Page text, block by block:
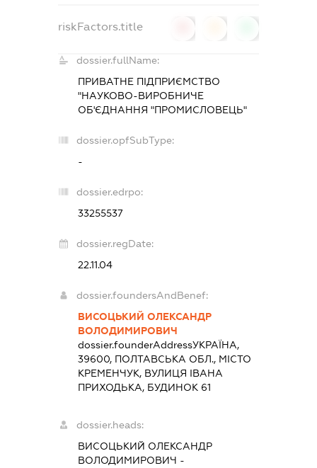
riskFactors.title
dossier.fullName:
ПРИВАТНЕ ПІДПРИЄМСТВО
"НАУКОВО-ВИРОБНИЧЕ
ОБ'ЄДНАННЯ "ПРОМИСЛОВЕЦЬ"
dossier.opfSubType:
-
dossier.edrpo:
33255537
dossier.regDate:
22.11.04
dossier.foundersAndBenef:
ВИСОЦЬКИЙ ОЛЕКСАНДР
ВОЛОДИМИРОВИЧ
dossier.founderAddressУКРАЇНА,
39600, ПОЛТАВСЬКА ОБЛ., МІСТО
КРЕМЕНЧУК, ВУЛИЦЯ ІВАНА
ПРИХОДЬКА, БУДИНОК 61
dossier.heads:
ВИСОЦЬКИЙ ОЛЕКСАНДР
ВОЛОДИМИРОВИЧ -